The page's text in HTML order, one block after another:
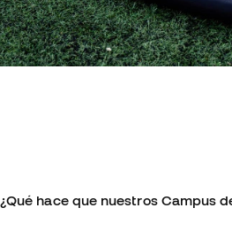
¿Qué hace que nuestros Campus